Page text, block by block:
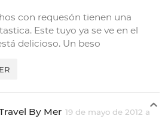
con requesón tienen una
Este tuyo ya se ve en el
delicioso. Un beso
By Mer 19 de mayo de 2012 a